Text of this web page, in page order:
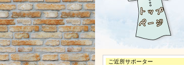
ご近所サポーター